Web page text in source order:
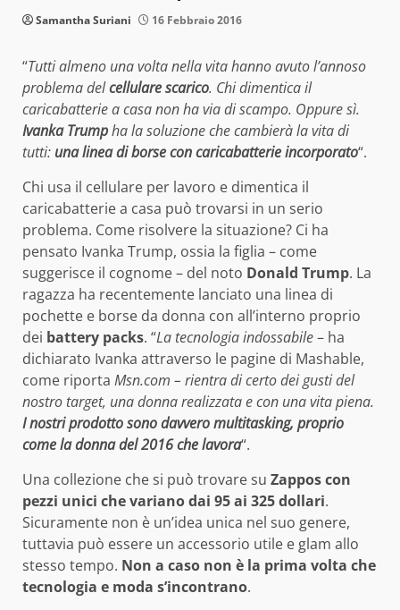
Samantha Suriani 16 Febbraio 2016
“Tutti almeno una volta nella vita hanno avuto l’annoso
problema delcellulare scarico. Chi dimentica il
caricabatterie a casa non ha via di scampo. Oppure sì.
Ivanka Trumpha la soluzione che cambierà la vita di
tutti: una linea di borse con caricabatterie incorporato“.
Chi usa il cellulare per lavoro e dimentica il
caricabatterie a casa può trovarsi in un serio
problema. Come risolvere la situazione? Ci ha
pensato Ivanka Trump, ossia la figlia – come
suggerisce il cognome – del noto Donald Trump. La
ragazza ha recentemente lanciato una linea di
pochette e borse da donna con all’interno proprio
dei battery packs. “La tecnologia indossabile– ha
dichiarato Ivanka attraverso le pagine di Mashable,
come riporta Msn.com – rientra di certo dei gusti del
nostro target, una donna realizzata e con una vita piena.
I nostri prodotto sono davvero multitasking, proprio
come la donna del 2016 che lavora“.
Una collezione che si può trovare su Zappos con
pezzi unici che variano dai 95 ai 325 dollari.
Sicuramente non è un’idea unica nel suo genere,
tuttavia può essere un accessorio utile e glam allo
stesso tempo. Non a caso non è la prima volta che
tecnologia e moda s’incontrano.